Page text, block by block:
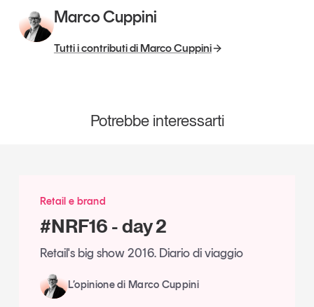
Marco Cuppini
Tutti i contributi di Marco Cuppini
Potrebbe interessarti
Retail e brand
#NRF16 - day 2
Retail's big show 2016. Diario di viaggio
L’opinione di Marco Cuppini